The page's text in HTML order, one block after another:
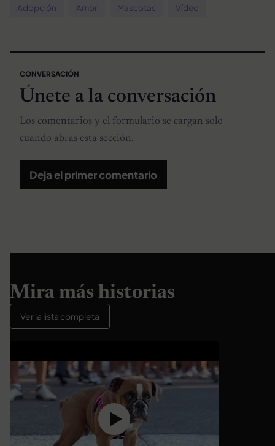
Adopción Amor Mascotas Vídeo
CONVERSACIÓN
Únete a la conversación
Los comentarios y el formulario se cargan solo
cuando abras esta sección.
Deja el primer comentario
Mira más historias
Ver la lista completa